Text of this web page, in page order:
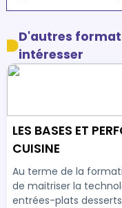
D'autres
intéresser
LES BASES ET
CUISINE
Au terme de la
de maitriser la
entrées-plats desserts, perfectionner vos